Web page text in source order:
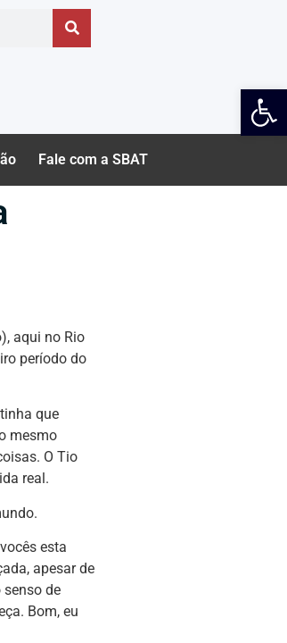
Fale com a SBAT
aqui no Rio
período do
que
mesmo
O Tio
real.
esta
apesar de
senso de
Bom, eu